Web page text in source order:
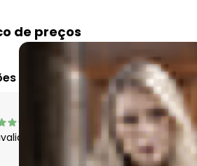
de preços
abaixo é o menor
O que as
Apertado
Bom
Folgado